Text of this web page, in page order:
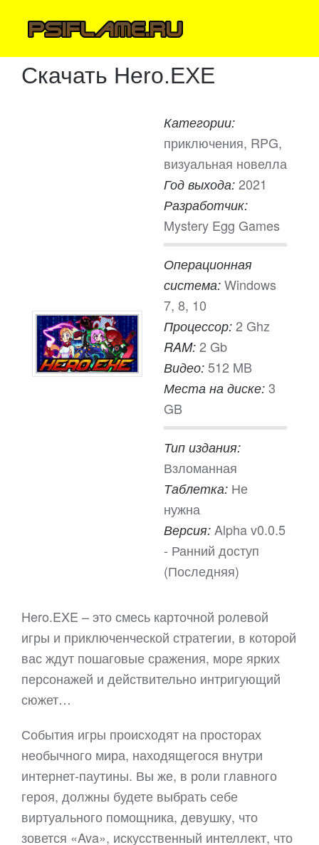
Скачать Hero.EXE
Категории:
приключения, RPG,
визуальная новелла
Год выхода: 2021
Разработчик:
Mystery Egg Games
Операционная
система: Windows
7, 8, 10
Процессор: 2 Ghz
RAM: 2 Gb
Видео: 512 MB
Места на диске: 3
GB
Тип издания:
Взломанная
Таблетка: Не
нужна
Версия: Alpha v0.0.5
- Ранний доступ
(Последняя)
Hero.EXE – это смесь карточной ролевой
игры и приключенческой стратегии, в которой
вас ждут пошаговые сражения, море ярких
персонажей и действительно интригующий
сюжет…
События игры происходят на просторах
необычного мира, находящегося внутри
интернет-паутины. Вы же, в роли главного
героя, должны будете выбрать себе
виртуального помощника, девушку, что
зовется «Ava», искусственный интеллект, что